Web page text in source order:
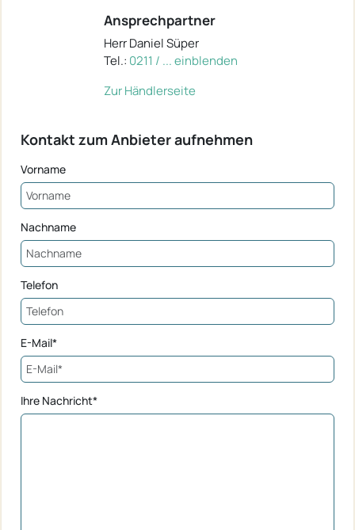
Ansprechpartner
Herr Daniel Süper
Tel.: 0211 / ... einblenden
Zur Händlerseite
Kontakt zum Anbieter aufnehmen
Vorname
Nachname
Telefon
E-Mail*
Ihre Nachricht*